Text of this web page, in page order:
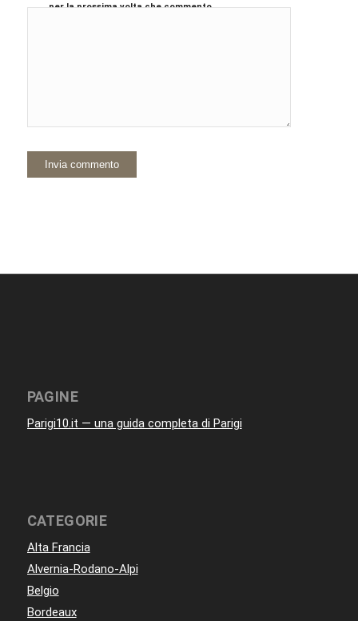
per la prossima volta che commento.
PAGINE
Parigi10.it — una guida completa di Parigi
CATEGORIE
Alta Francia
Alvernia-Rodano-Alpi
Belgio
Bordeaux